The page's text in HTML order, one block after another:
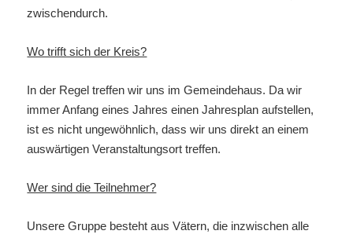
zwischendurch.
Wo trifft sich der Kreis?
In der Regel treffen wir uns im Gemeindehaus. Da wir
immer Anfang eines Jahres einen Jahresplan aufstellen,
ist es nicht ungewöhnlich, dass wir uns direkt an einem
auswärtigen Veranstaltungsort treffen.
Wer sind die Teilnehmer?
Unsere Gruppe besteht aus Vätern, die inzwischen alle